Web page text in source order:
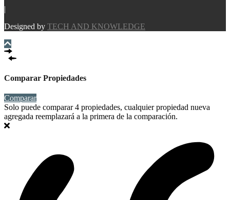
|
Designed by TECH AND KNOWLEDGE
Comparar Propiedades
Comparar
Solo puede comparar 4 propiedades, cualquier propiedad nueva
agregada reemplazará a la primera de la comparación.